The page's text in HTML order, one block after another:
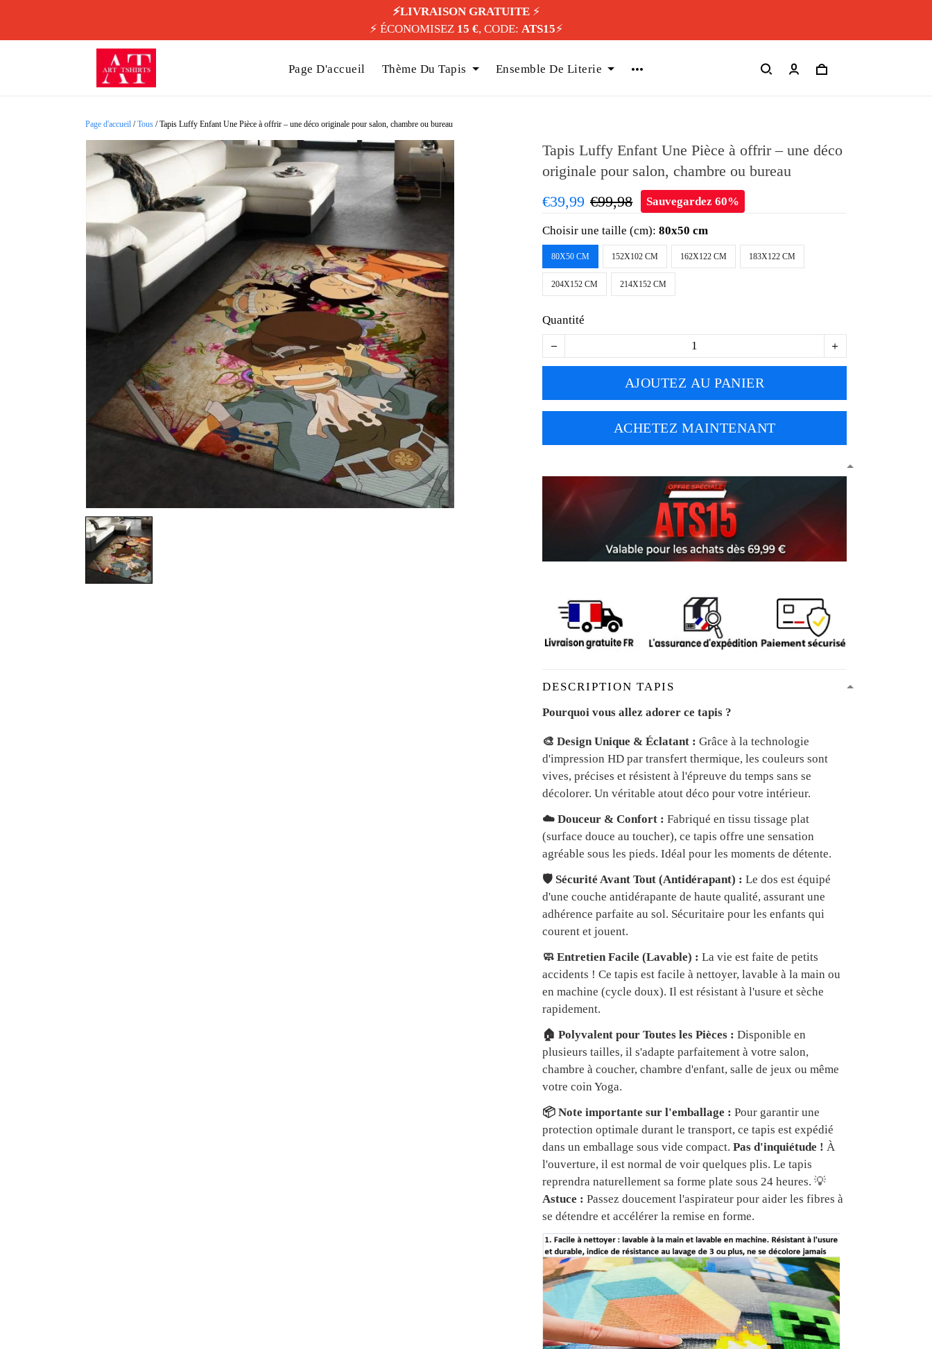
⚡️LIVRAISON GRATUITE⚡️
⚡️ ÉCONOMISEZ 15 €, CODE: ATS15⚡️
Page D'accueil Thème Du Tapis Ensemble De Literie
Page d'accueil /Tous /Tapis Luffy Enfant Une Pièce à offrir – une déco originale pour salon, chambre ou bureau
Tapis Luffy Enfant Une Pièce à offrir – une déco
originale pour salon, chambre ou bureau
€39,99 €99,98 Sauvegardez 60%
Choisir une taille (cm):80x50 cm
80X50 CM 152X102 CM 162X122 CM 183X122 CM
204X152 CM 214X152 CM
Quantité
AJOUTEZ AU PANIER
ACHETEZ MAINTENANT
DESCRIPTION TAPIS
Pourquoi vous allez adorer ce tapis ?
🎨 Design Unique & Éclatant : Grâce à la technologie
d'impression HD par transfert thermique, les couleurs sont
vives, précises et résistent à l'épreuve du temps sans se
décolorer. Un véritable atout déco pour votre intérieur.
☁️ Douceur & Confort : Fabriqué en tissu tissage plat
(surface douce au toucher), ce tapis offre une sensation
agréable sous les pieds. Idéal pour les moments de détente.
🛡️ Sécurité Avant Tout (Antidérapant) : Le dos est équipé
d'une couche antidérapante de haute qualité, assurant une
adhérence parfaite au sol. Sécuritaire pour les enfants qui
courent et jouent.
🧼 Entretien Facile (Lavable) : La vie est faite de petits
accidents ! Ce tapis est facile à nettoyer, lavable à la main ou
en machine (cycle doux). Il est résistant à l'usure et sèche
rapidement.
🏠 Polyvalent pour Toutes les Pièces : Disponible en
plusieurs tailles, il s'adapte parfaitement à votre salon,
chambre à coucher, chambre d'enfant, salle de jeux ou même
votre coin Yoga.
📦 Note importante sur l'emballage : Pour garantir une
protection optimale durant le transport, ce tapis est expédié
dans un emballage sous vide compact.Pas d'inquiétude ! À
l'ouverture, il est normal de voir quelques plis. Le tapis
reprendra naturellement sa forme plate sous 24 heures. 💡
Astuce : Passez doucement l'aspirateur pour aider les fibres à
se détendre et accélérer la remise en forme.